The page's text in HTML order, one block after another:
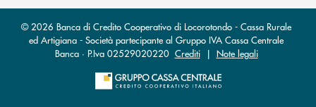
© 2026 Banca di Credito Cooperativo di Locorotondo - Cassa Rurale
ed Artigiana - Società partecipante al Gruppo IVA Cassa Centrale
Banca · P.Iva 02529020220 Crediti| Note legali